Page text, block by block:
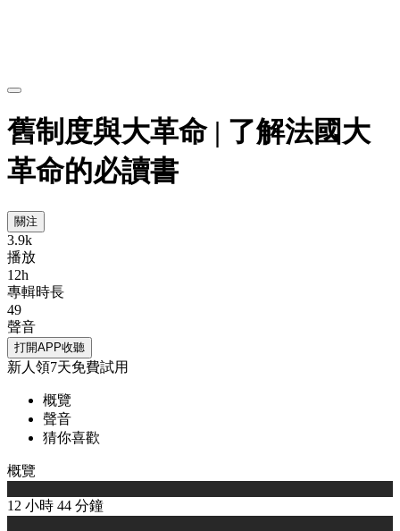
舊制度與大革命 | 了解法國大
革命的必讀書
關注
3.9k
播放
12h
專輯時長
49
聲音
打開APP收聽
新人領7天免費試用
概覽
聲音
猜你喜歡
概覽
12 小時 44 分鐘